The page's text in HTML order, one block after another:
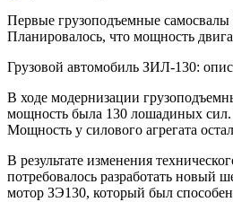
Первые грузоподъемные
Планировалось, что мощность
Грузовой автомобиль ЗИЛ-130:
В ходе модернизации
мощность была 130 лошадиных сил.
Мощность у силового агрегата
В результате изменения
потребовалось разработать
мотор ЗЭ130, который был